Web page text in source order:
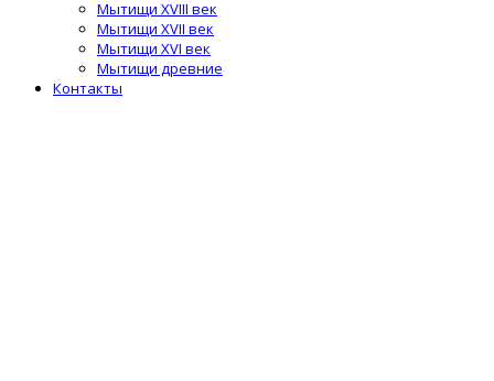
Мытищи XVIII век
Мытищи XVII век
Мытищи XVI век
Мытищи древние
Контакты